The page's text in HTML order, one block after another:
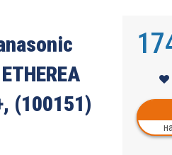
(100151)